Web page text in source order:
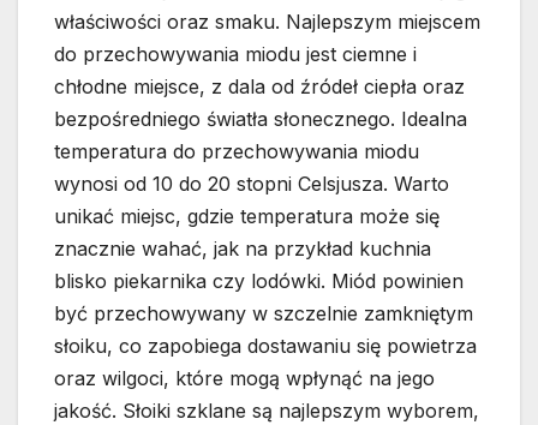
właściwości oraz smaku. Najlepszym miejscem
do przechowywania miodu jest ciemne i
chłodne miejsce, z dala od źródeł ciepła oraz
bezpośredniego światła słonecznego. Idealna
temperatura do przechowywania miodu
wynosi od 10 do 20 stopni Celsjusza. Warto
unikać miejsc, gdzie temperatura może się
znacznie wahać, jak na przykład kuchnia
blisko piekarnika czy lodówki. Miód powinien
być przechowywany w szczelnie zamkniętym
słoiku, co zapobiega dostawaniu się powietrza
oraz wilgoci, które mogą wpłynąć na jego
jakość. Słoiki szklane są najlepszym wyborem,